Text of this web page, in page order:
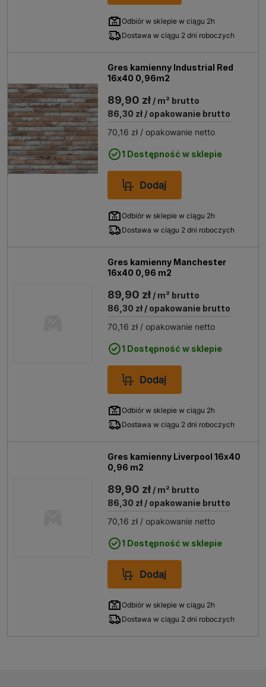
Odbiór w sklepie w ciągu 2h
Dostawa w ciągu 2 dni roboczych
Gres kamienny Industrial Red
16x40 0,96m2
89,90 zł / m² brutto
86,30 zł / opakowanie brutto
70,16 zł / opakowanie netto
1 Dostępność w sklepie
Dodaj
Odbiór w sklepie w ciągu 2h
Dostawa w ciągu 2 dni roboczych
Gres kamienny Manchester
16x40 0,96 m2
89,90 zł / m² brutto
86,30 zł / opakowanie brutto
70,16 zł / opakowanie netto
1 Dostępność w sklepie
Dodaj
Odbiór w sklepie w ciągu 2h
Dostawa w ciągu 2 dni roboczych
Gres kamienny Liverpool 16x40
0,96 m2
89,90 zł / m² brutto
86,30 zł / opakowanie brutto
70,16 zł / opakowanie netto
1 Dostępność w sklepie
Dodaj
Odbiór w sklepie w ciągu 2h
Dostawa w ciągu 2 dni roboczych